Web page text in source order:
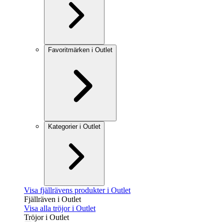
Favoritmärken i Outlet
Kategorier i Outlet
Visa fjällrävens produkter i Outlet
Fjällräven i Outlet
Visa alla tröjor i Outlet
Tröjor i Outlet